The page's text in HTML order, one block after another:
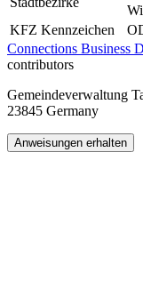
KFZ Kennzeichen
Connections Business
contributors
Gemeindeverwaltung
23845 Germany
Anweisungen erhalten